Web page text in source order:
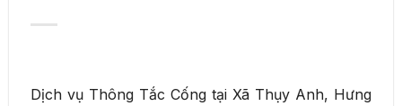
Dịch vụ Thông Tắc Cống tại Xã Thụy Anh, Hưng